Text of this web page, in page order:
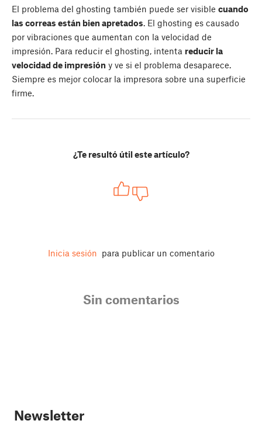
El problema del ghosting también puede ser visible cuando
las correas están bien apretados. El ghosting es causado
por vibraciones que aumentan con la velocidad de
impresión. Para reducir el ghosting, intenta reducir la
velocidad de impresión y ve si el problema desaparece.
Siempre es mejor colocar la impresora sobre una superficie
firme.
¿Te resultó útil este artículo?
Inicia sesión para publicar un comentario
Sin comentarios
Newsletter